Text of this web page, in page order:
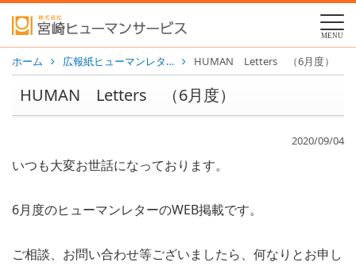
MENU
ホーム 広報紙ヒューマンレタ… HUMAN Letters （6月度）
HUMAN Letters （6月度）
2020/09/04
いつも大変お世話になっております。
6月度のヒューマンレターのWEB掲載です。
ご相談、お問い合わせ等ございましたら、何なりとお申し